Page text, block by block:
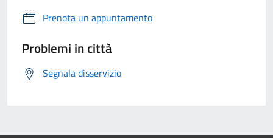
Prenota un appuntamento
Problemi in città
Segnala disservizio